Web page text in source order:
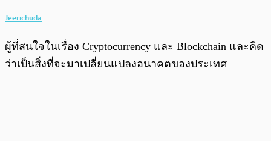
Jeerichuda
ผู้ที่สนใจในเรื่อง Cryptocurrency และ Blockchain และคิด
ว่าเป็นสิ่งที่จะมาเปลี่ยนแปลงอนาคตของประเทศ